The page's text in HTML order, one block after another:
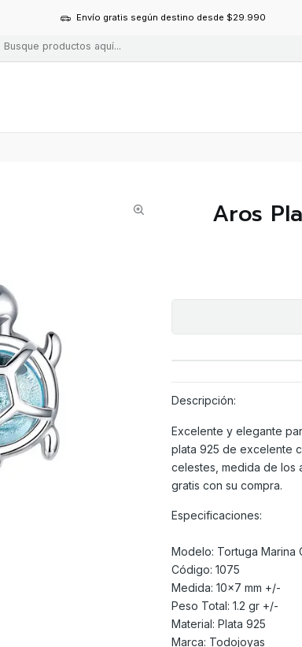
Envío gratis según destino desde $29.990
Aros
Descripción:
Excelente y elegante
plata 925 de excelente
celestes, medida de los
gratis con su compra.
Especificaciones:
Modelo: Tortuga Marina
Código: 1075
Medida: 10x7 mm +/-
Peso Total: 1.2 gr +/-
Material: Plata 925
Marca: Todojoyas